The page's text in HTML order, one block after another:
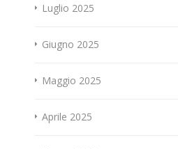
Luglio 2025
Giugno 2025
Maggio 2025
Aprile 2025